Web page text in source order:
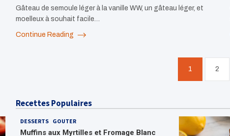
Gâteau de semoule léger à la vanille WW, un gâteau léger, et
moelleux à souhait facile…
Continue Reading
publications
1 2
Recettes Populaires
DESSERTS GOUTER
Muffins aux Myrtilles et Fromage Blanc